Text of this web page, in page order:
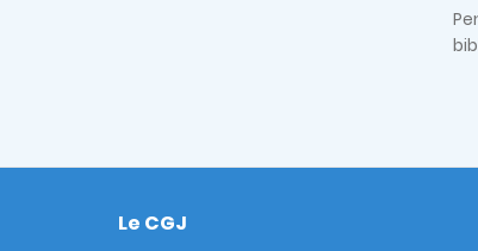
Footer
Le CGJ